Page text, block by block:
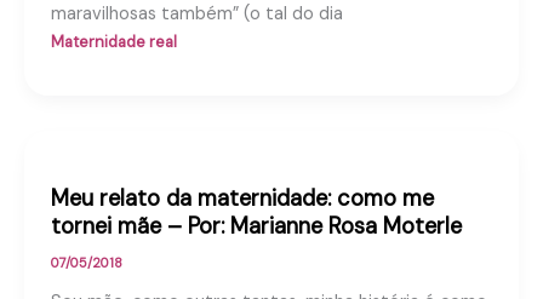
maravilhosas também” (o tal do dia
Maternidade real
Meu relato da maternidade: como me
tornei mãe – Por: Marianne Rosa Moterle
07/05/2018